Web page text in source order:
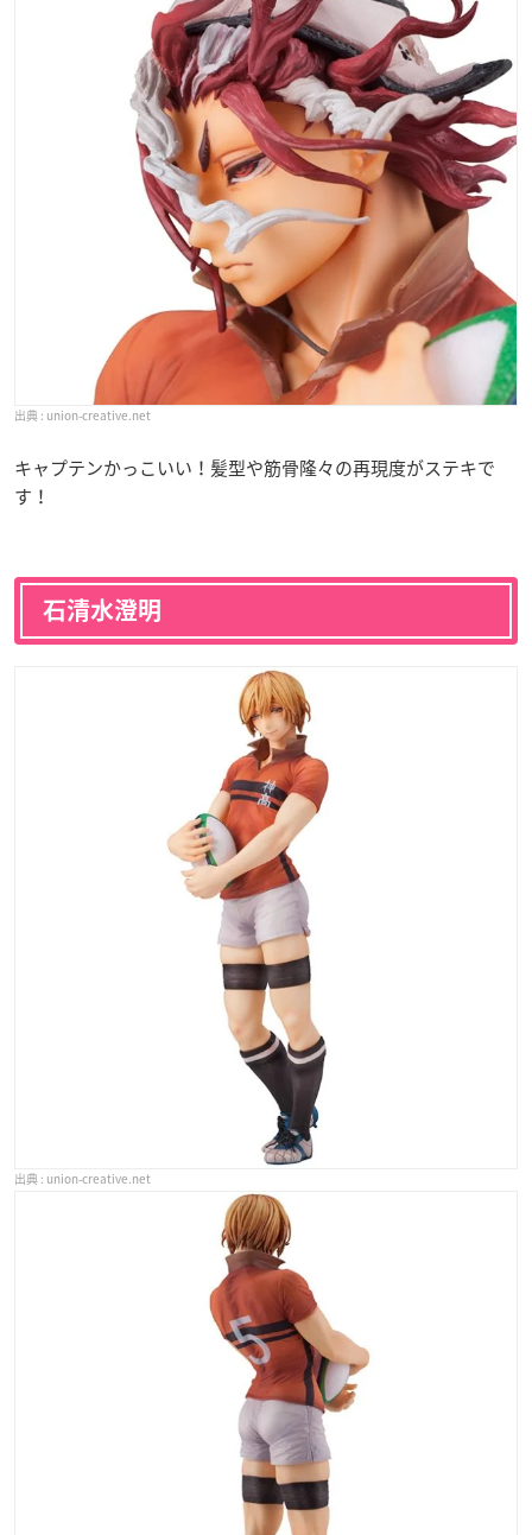
union-creative.net
キャプテンかっこいい！髪型や筋骨隆々の再現度がステキで
す！
石清水澄明
union-creative.net